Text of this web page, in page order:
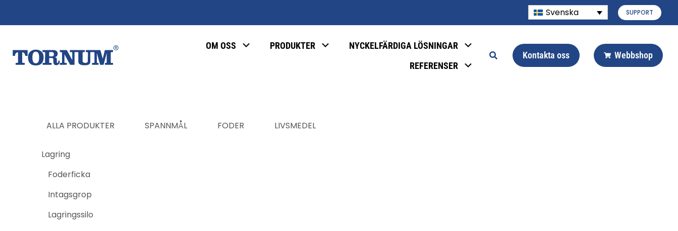
Svenska SUPPORT
OM OSS PRODUKTER
NYCKELFÄRDIGA LÖSNINGAR
REFERENSER
Kontakta oss Webbshop
ALLA PRODUKTER SPANNMÅL FODER LIVSMEDEL
Lagring
Foderficka
Intagsgrop
Lagringssilo